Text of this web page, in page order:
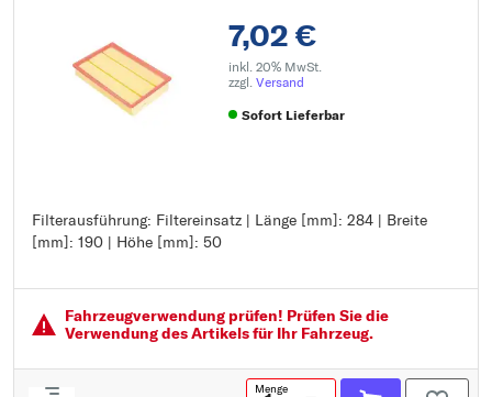
7,02 €
inkl. 20% MwSt.
zzgl. Versand
Sofort Lieferbar
Filterausführung: Filtereinsatz | Länge [mm]: 284 | Breite
[mm]: 190 | Höhe [mm]: 50
Filterausführung: Filtereinsatz
Länge [mm]: 284
Höhe [mm]: 50
Fahrzeugver­wendung prüfen! Prüfen Sie die
Verwendung des Artikels für Ihr Fahrzeug.
Menge